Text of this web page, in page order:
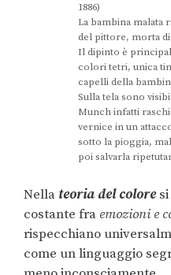
1886)
La bambina malata
del pittore, morta
Il dipinto è
colori tetri, unica
capelli della
Sulla tela sono
Munch infatti
vernice in un
sotto la pioggia,
poi salvarla
Nella teoria del coloresi
costante fra emozioni e
rispecchiano
come un linguaggio